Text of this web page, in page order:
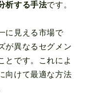
析する手法です。
に見える市場で
が異なるセグメン
とです。これによ
向けて最適な方法